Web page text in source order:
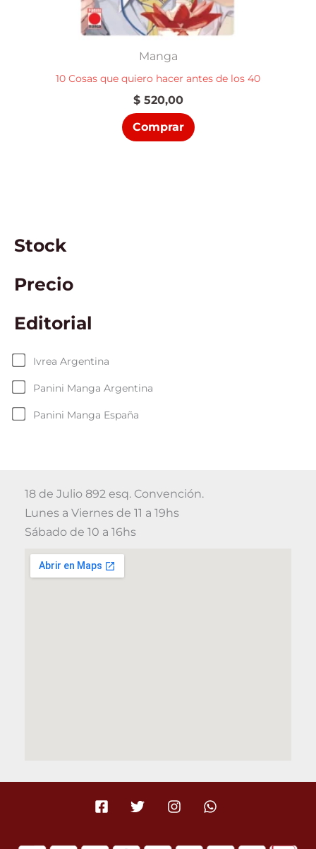
Stock
Precio
Editorial
Ivrea Argentina
Panini Manga Argentina
Panini Manga España
Manga
10 Cosas que quiero hacer antes de los 40
$520,00
Comprar
18 de Julio 892 esq. Convención.
Lunes a Viernes de 11 a 19hs
Sábado de 10 a 16hs